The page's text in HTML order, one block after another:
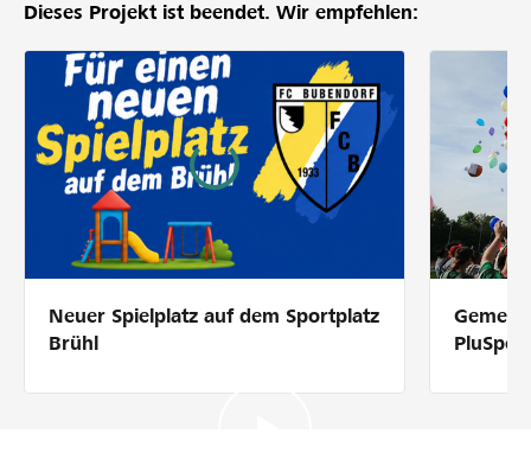
Unterstützen
Hilfe & Support
Partner / Raiffeisenbank
Projekte und Organisationen finden
Dieses Projekt ist beendet. Wir empfehlen:
Neuer Spielplatz auf dem Sportplatz
Brühl